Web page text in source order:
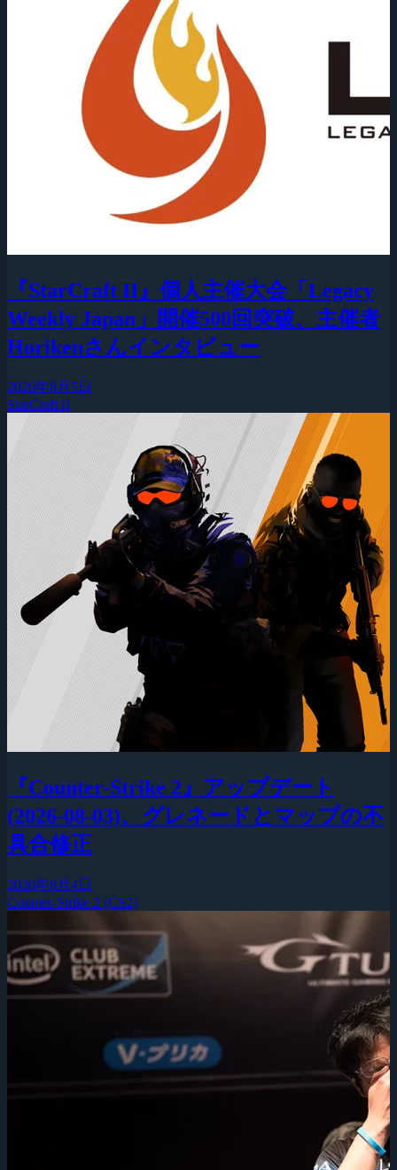
『StarCraft II』個人主催大会「Legacy
Weekly Japan」開催500回突破、主催者
Horikenさんインタビュー
2026年8月5日
StarCraft II
『Counter-Strike 2』アップデート
(2026-08-03)、グレネードとマップの不
具合修正
2026年8月4日
Counter-Strike 2 (CS2)